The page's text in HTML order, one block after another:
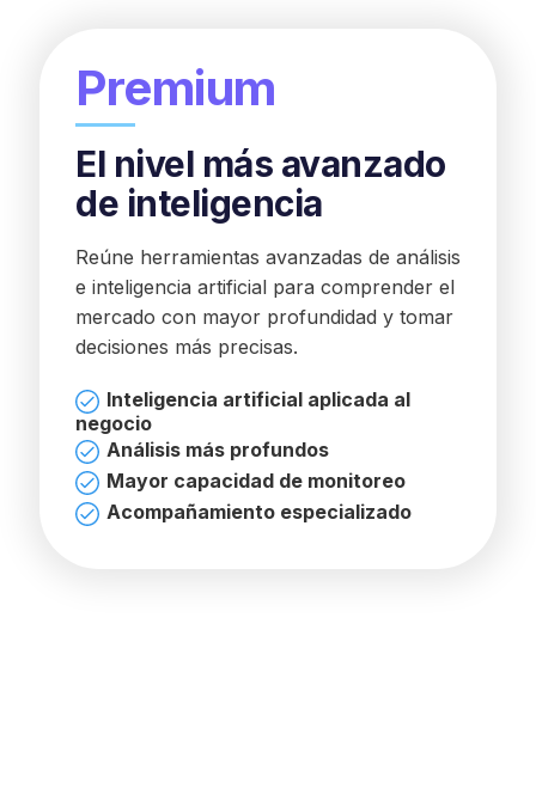
Premium
El nivel más avanzado
de inteligencia
Reúne herramientas avanzadas de análisis
e inteligencia artificial para comprender el
mercado con mayor profundidad y tomar
decisiones más precisas.
Inteligencia artificial aplicada al
negocio
Análisis más profundos
Mayor capacidad de monitoreo
Acompañamiento especializado